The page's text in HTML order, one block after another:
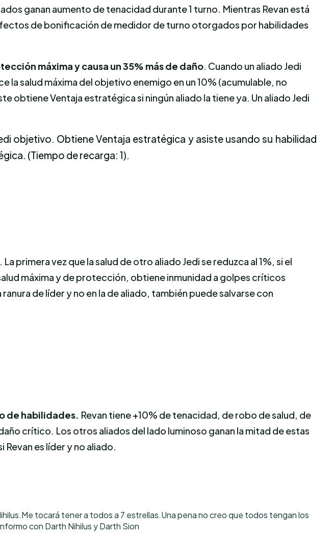
ganan aumento de tenacidad durante 1 turno. Mientras Revan está
de bonificación de medidor de turno otorgados por habilidades
máxima y causa un 35% más de daño . Cuando un aliado Jedi
salud máxima del objetivo enemigo en un 10% (acumulable, no
obtiene Ventaja estratégica si ningún aliado la tiene ya. Un aliado Jedi
objetivo. Obtiene Ventaja estratégica y asiste usando su habilidad
(Tiempo de recarga: 1).
primera vez que la salud de otro aliado Jedi se reduzca al 1%, si el
máxima y de protección, obtiene inmunidad a golpes críticos
de líder y no en la de aliado, también puede salvarse con
de habilidades. Revan tiene +10% de tenacidad, de robo de salud, de
crítico. Los otros aliados del lado luminoso ganan la mitad de estas
es líder y no aliado.
tocará tener a todos a 7 estrellas.Una pena no creo que todos tengan los
con Darth Nihilus y Darth Sion